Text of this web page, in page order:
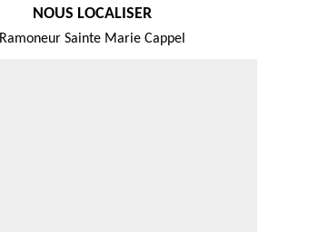
NOUS LOCALISER
Ramoneur Sainte Marie Cappel